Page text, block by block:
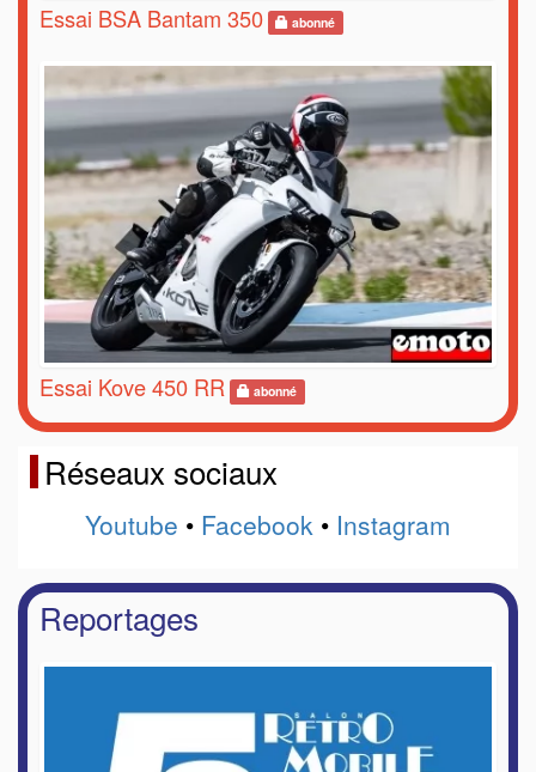
Essai BSA Bantam 350 abonné
Essai Kove 450 RR abonné
Réseaux sociaux
Youtube • Facebook • Instagram
Reportages